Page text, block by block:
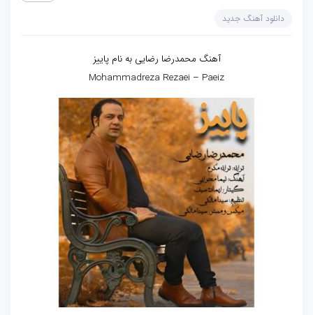
دانلود آهنگ جدید
آهنگ محمدرضا رضایی به نام پاییز
Mohammadreza Rezaei – Paeiz